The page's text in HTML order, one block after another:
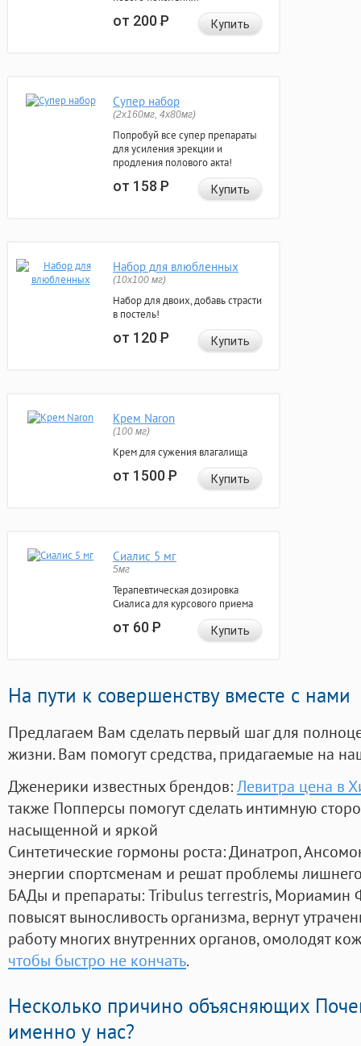
от 200Р Купить
Супер набор
(2х160мг, 4х80мг)
Попробуй все супер препараты
для усиления эрекции и
продления полового акта!
от 158Р Купить
Набор для влюбленных
(10х100 мг)
Набор для двоих, добавь страсти
в постель!
от 120Р Купить
Крем Naron
(100 мг)
Крем для сужения влагалища
от 1500Р Купить
Сиалис 5 мг
5мг
Терапевтическая дозировка
Сиалиса для курсового приема
от 60Р Купить
На пути к совершенству вместе с нами
Предлагаем Вам сделать первый шаг для
жизни. Вам помогут средства, придагаемые на
Дженерики известных брендов:Левитра цена в
также Попперсы помогут сделать интимную
насыщенной и яркой
Синтетические гормоны роста: Динатроп,
энергии спортсменам и решат проблемы
БАДы и препараты:Tribulus terrestris, Мориамин
повысят выносливость организма, вернут
работу многих внутренних органов, омолодят
чтобы быстро не кончать.
Несколько причино объясняющих
именно у нас?